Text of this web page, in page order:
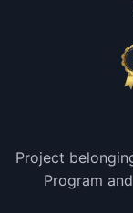
Project
Program